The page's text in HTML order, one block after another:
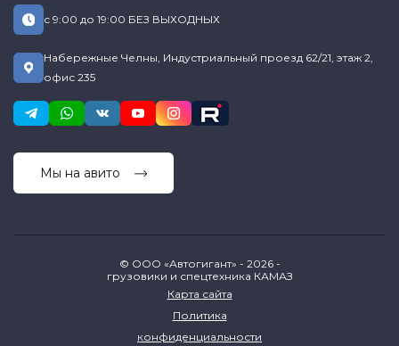
с 9:00 до 19:00 БЕЗ ВЫХОДНЫХ
Набережные Челны, Индустриальный проезд 62/21, этаж 2,
офис 235
Мы на авито
© ООО «Автогигант» - 2026 -
грузовики и спецтехника КАМАЗ
Карта сайта
Политика
конфиденциальности